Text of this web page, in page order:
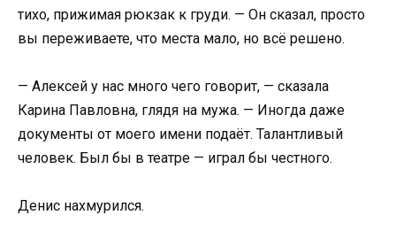
тихо, прижимая рюкзак к груди. — Он сказал, просто
вы переживаете, что места мало, но всё решено.
— Алексей у нас много чего говорит, — сказала
Карина Павловна, глядя на мужа. — Иногда даже
документы от моего имени подаёт. Талантливый
человек. Был бы в театре — играл бы честного.
Денис нахмурился.